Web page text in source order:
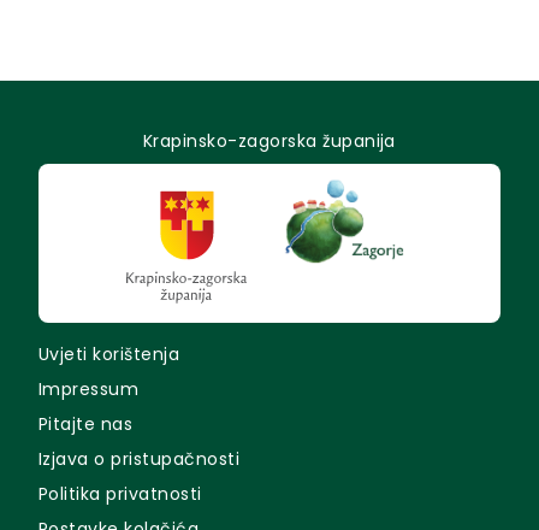
Krapinsko-zagorska županija
Uvjeti korištenja
Impressum
Pitajte nas
Izjava o pristupačnosti
Politika privatnosti